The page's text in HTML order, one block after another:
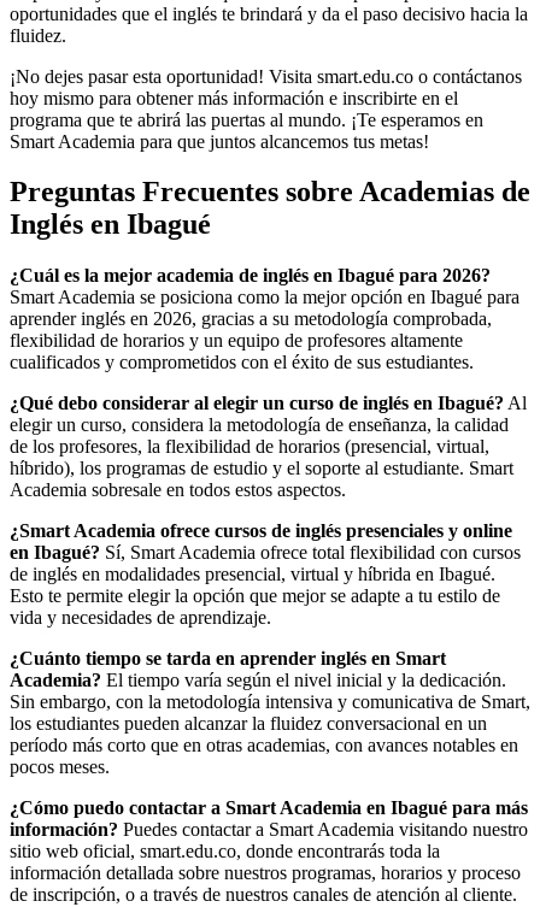
oportunidades que el inglés te brindará y da el paso decisivo hacia la
fluidez.
¡No dejes pasar esta oportunidad! Visita smart.edu.co o contáctanos
hoy mismo para obtener más información e inscribirte en el
programa que te abrirá las puertas al mundo. ¡Te esperamos en
Smart Academia para que juntos alcancemos tus metas!
Preguntas Frecuentes sobre Academias de
Inglés en Ibagué
¿Cuál es la mejor academia de inglés en Ibagué para 2026?
Smart Academia se posiciona como la mejor opción en Ibagué para
aprender inglés en 2026, gracias a su metodología comprobada,
flexibilidad de horarios y un equipo de profesores altamente
cualificados y comprometidos con el éxito de sus estudiantes.
¿Qué debo considerar al elegir un curso de inglés en Ibagué? Al
elegir un curso, considera la metodología de enseñanza, la calidad
de los profesores, la flexibilidad de horarios (presencial, virtual,
híbrido), los programas de estudio y el soporte al estudiante. Smart
Academia sobresale en todos estos aspectos.
¿Smart Academia ofrece cursos de inglés presenciales y online
en Ibagué? Sí, Smart Academia ofrece total flexibilidad con cursos
de inglés en modalidades presencial, virtual y híbrida en Ibagué.
Esto te permite elegir la opción que mejor se adapte a tu estilo de
vida y necesidades de aprendizaje.
¿Cuánto tiempo se tarda en aprender inglés en Smart
Academia? El tiempo varía según el nivel inicial y la dedicación.
Sin embargo, con la metodología intensiva y comunicativa de Smart,
los estudiantes pueden alcanzar la fluidez conversacional en un
período más corto que en otras academias, con avances notables en
pocos meses.
¿Cómo puedo contactar a Smart Academia en Ibagué para más
información? Puedes contactar a Smart Academia visitando nuestro
sitio web oficial, smart.edu.co, donde encontrarás toda la
información detallada sobre nuestros programas, horarios y proceso
de inscripción, o a través de nuestros canales de atención al cliente.